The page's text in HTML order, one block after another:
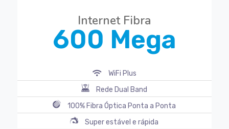
Internet Fibra
600 Mega
WiFi Plus
Rede Dual Band
100% Fibra Óptica Ponta a Ponta
Super estável e rápida